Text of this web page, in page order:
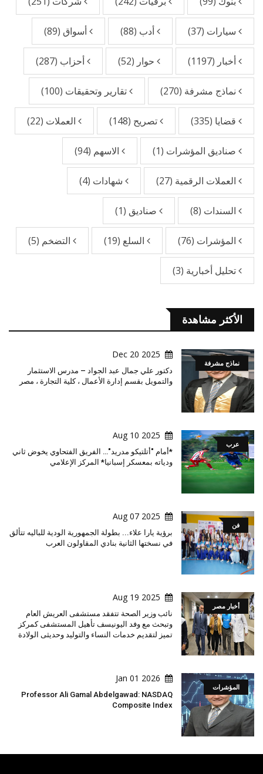
سيارات (37) أدب (88) أسواق (89)
أخبار (1197) حوار (52) أحزاب (287)
نماذج مشرفة (270) تقارير وتحقيقات (100)
قضايا (335) تصريح (148) العملات (22)
صناديق المؤشرات (1) الاسهم (94)
العملات الرقمية (27) شهادات (4)
السندات (8) صناديق (1)
المؤشرات (76) السلع (19) التضخم (5)
تحليل أخبارية (3)
الأكثر مشاهدة
نماذج مشرفة
2025 Dec 20
دكتور علي جمال عبد الجواد – مدرس الاستثمار
والتمويل بقسم إدارة الأعمال ، كلية التجارة ، مصر
عرب
2025 Aug 10
*أمام "أتلتيكو مدريد"… الفريق الفتحاوي يخوض ثاني
ودياته بمعسكر إسبانيا* المركز الإعلامي
فن
2025 Aug 07
برؤية يارا علاء... بطولة الجمهورية الودية للباليه تتألق
في نسختها الثانية بنادي المقاولون العرب
أخبار مصر
2025 Aug 19
نائب وزير الصحة تتفقد مستشفى العريش العام
وتبحث مع وفد اليونيسف تأهيل المستشفى كمركز
تميز لتقديم خدمات النساء والتوليد وحديثى الولادة
المؤشرات
2026 Jan 01
Professor Ali Gamal Abdelgawad: NASDAQ
Composite Index